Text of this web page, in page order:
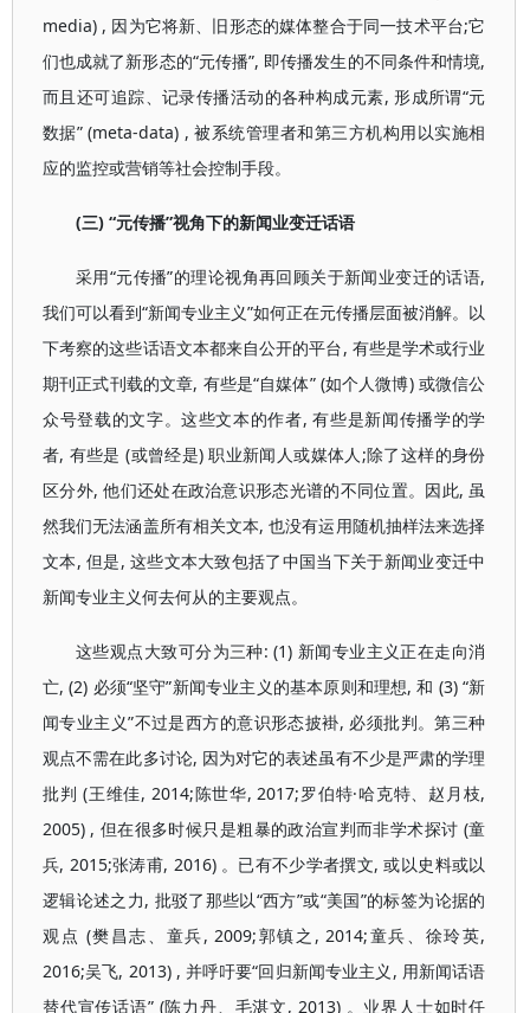
media) , 因为它将新、旧形态的媒体整合于同一技术平台;它
们也成就了新形态的“元传播”, 即传播发生的不同条件和情境,
而且还可追踪、记录传播活动的各种构成元素, 形成所谓“元
数据” (meta-data) , 被系统管理者和第三方机构用以实施相
应的监控或营销等社会控制手段。
(三) “元传播”视角下的新闻业变迁话语
采用“元传播”的理论视角再回顾关于新闻业变迁的话语,
我们可以看到“新闻专业主义”如何正在元传播层面被消解。以
下考察的这些话语文本都来自公开的平台, 有些是学术或行业
期刊正式刊载的文章, 有些是“自媒体” (如个人微博) 或微信公
众号登载的文字。这些文本的作者, 有些是新闻传播学的学
者, 有些是 (或曾经是) 职业新闻人或媒体人;除了这样的身份
区分外, 他们还处在政治意识形态光谱的不同位置。因此, 虽
然我们无法涵盖所有相关文本, 也没有运用随机抽样法来选择
文本, 但是, 这些文本大致包括了中国当下关于新闻业变迁中
新闻专业主义何去何从的主要观点。
这些观点大致可分为三种: (1) 新闻专业主义正在走向消
亡, (2) 必须“坚守”新闻专业主义的基本原则和理想, 和 (3) “新
闻专业主义”不过是西方的意识形态披褂, 必须批判。第三种
观点不需在此多讨论, 因为对它的表述虽有不少是严肃的学理
批判 (王维佳, 2014;陈世华, 2017;罗伯特·哈克特、赵月枝,
2005) , 但在很多时候只是粗暴的政治宣判而非学术探讨 (童
兵, 2015;张涛甫, 2016) 。已有不少学者撰文, 或以史料或以
逻辑论述之力, 批驳了那些以“西方”或“美国”的标签为论据的
观点 (樊昌志、童兵, 2009;郭镇之, 2014;童兵、徐玲英,
2016;吴飞, 2013) , 并呼吁要“回归新闻专业主义, 用新闻话语
替代宣传话语” (陈力丹、毛湛文, 2013) 。业界人士如时任